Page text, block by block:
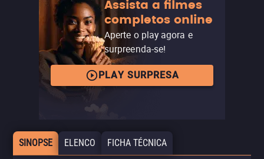
Assista a filmes
completos online
Aperte o play agora e
surpreenda-se!
PLAY SURPRESA
SINOPSE ELENCO FICHA TÉCNICA